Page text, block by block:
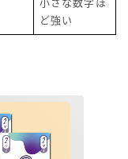
小さな数字ほ
ど強い